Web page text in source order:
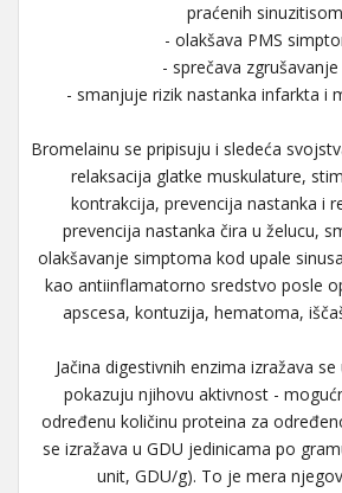
praćenih sinuzitisom
- olakšava PMS
- sprečava zgrušavanje
- smanjuje rizik nastanka infarkta i
Bromelainu se pripisuju i sledeća
relaksacija glatke muskulature,
kontrakcija, prevencija nastanka i
prevencija nastanka čira u želucu,
olakšavanje simptoma kod upale
kao antiinflamatorno sredstvo posle
apscesa, kontuzija, hematoma,
Jačina digestivnih enzima izražava
pokazuju njihovu aktivnost -
određenu količinu proteina za
se izražava u GDU jedinicama po
unit, GDU/g). To je mera